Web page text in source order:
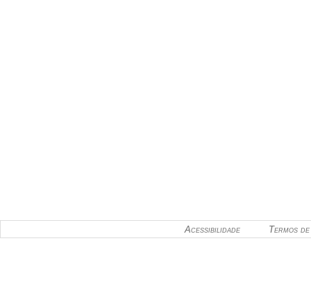
Termos
Acessibilidade